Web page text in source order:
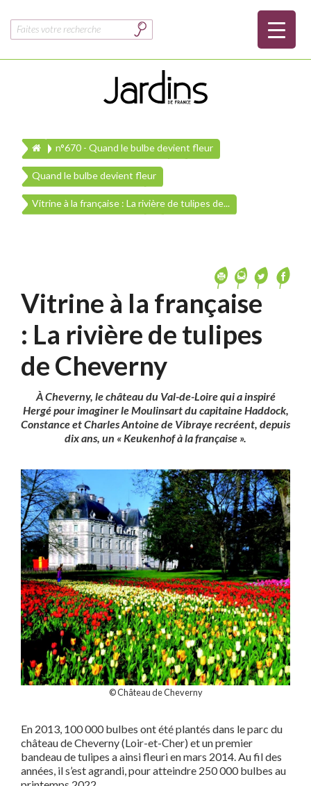
Rechercher :
n°670 - Quand le bulbe devient fleur
Quand le bulbe devient fleur
Vitrine à la française : La rivière de tulipes de...
Vitrine à la française
: La rivière de tulipes
de Cheverny
À Cheverny, le château du Val-de-Loire quia inspiré
Hergé pour imaginer le Moulinsartdu capitaine Haddock,
Constance et Charles Antoine de Vibraye recréent, depuis
dix ans, un « Keukenhof à la française ».
© Château de Cheverny
En 2013, 100 000 bulbes ont été plantés dans le parc du
château de Cheverny (Loir-et-Cher) et un premier
bandeau de tulipes a ainsi fleuri en mars 2014. Au fil des
années, il s’est agrandi, pour atteindre 250 000 bulbes au